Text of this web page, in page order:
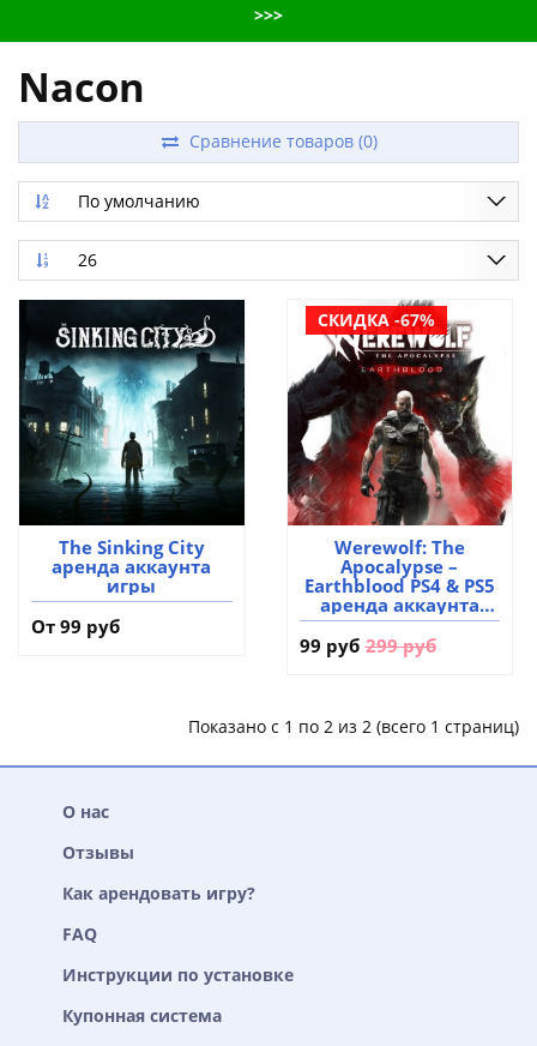
>>>
Nacon
Сравнение товаров (0)
По умолчанию
26
The Sinking City
аренда аккаунта
игры
От 99 руб
СКИДКА -67%
Werewolf: The
Apocalypse –
Earthblood PS4 & PS5
аренда аккаунта
игры
99 руб 299 руб
Показано с 1 по 2 из 2 (всего 1 страниц)
О нас
Отзывы
Как арендовать игру?
FAQ
Инструкции по установке
Купонная система